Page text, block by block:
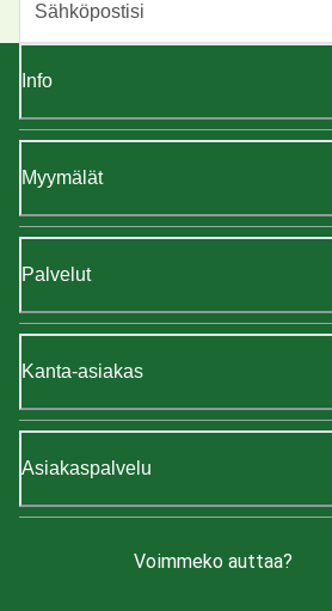
Info
Myymälät
Palvelut
Kanta-asiakas
Asiakaspalvelu
Voimmeko auttaa?